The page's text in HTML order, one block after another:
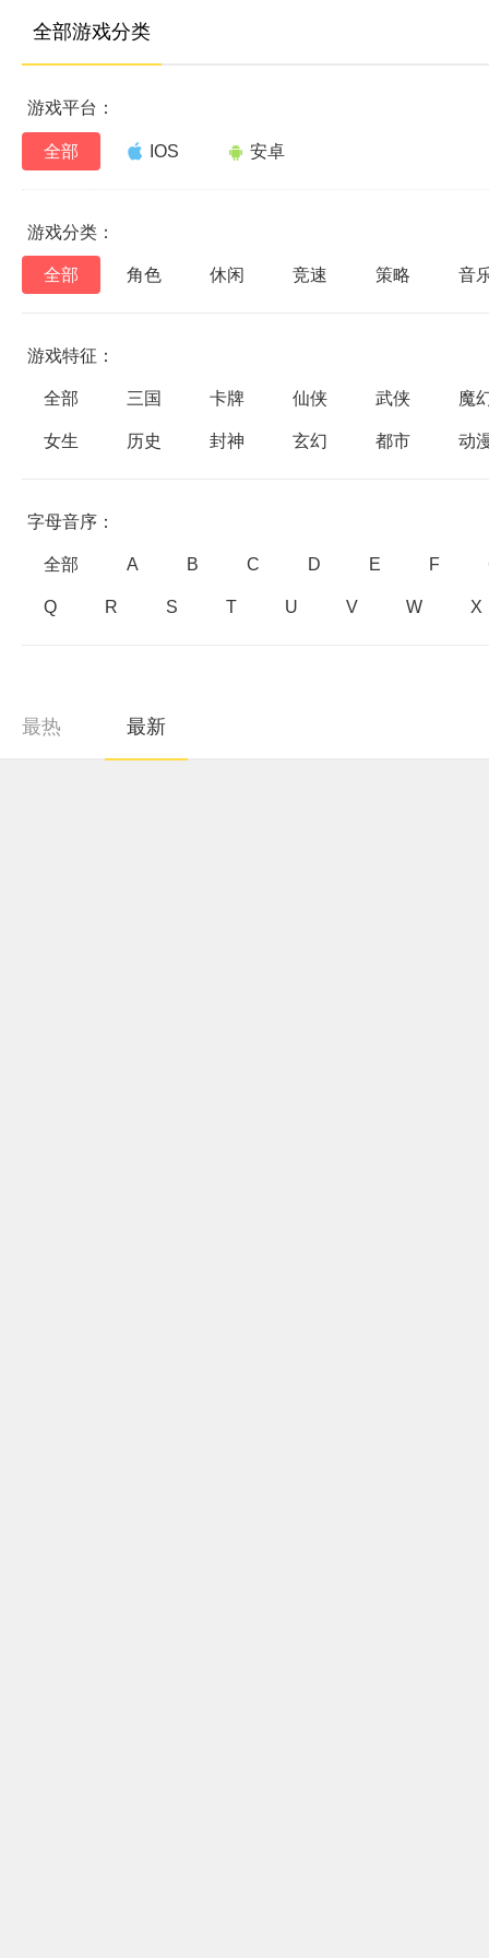
全部游戏分类
游戏平台：
全部 IOS 安卓
游戏分类：
全部 角色 休闲 竞速 策略 音
游戏特征：
全部 三国 卡牌 仙侠 武侠 魔
女生 历史 封神 玄幻 都市 动
字母音序：
全部 A B C D E F
Q R S T U V W X
最热 最新